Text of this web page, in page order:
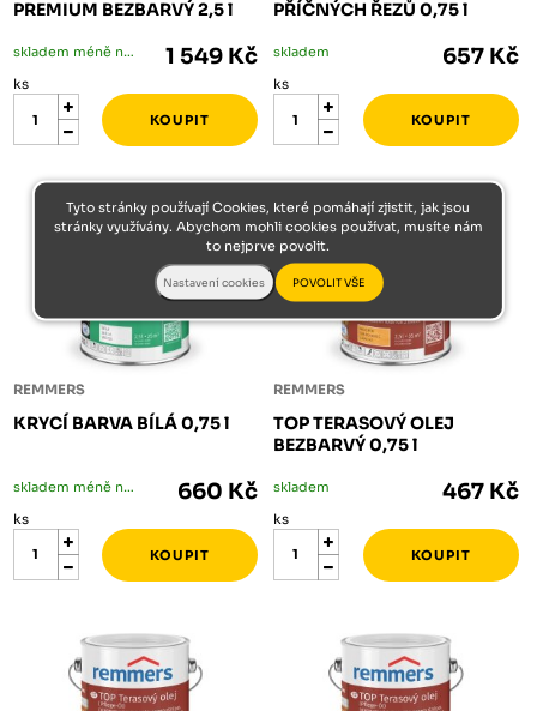
PREMIUM BEZBARVÝ 2,5 l
skladem méně než 5 ks 1 549 Kč
ks
PŘÍČNÝCH ŘEZŮ 0,75 l
skladem 657 Kč
ks
REMMERS
KRYCÍ BARVA BÍLÁ 0,75 l
skladem méně než 5 ks 660 Kč
ks
REMMERS
TOP TERASOVÝ OLEJ
BEZBARVÝ 0,75 l
skladem 467 Kč
ks
Tyto stránky používají Cookies, které pomáhají zjistit, jak jsou
stránky využívány. Abychom mohli cookies používat, musíte nám
to nejprve povolit.